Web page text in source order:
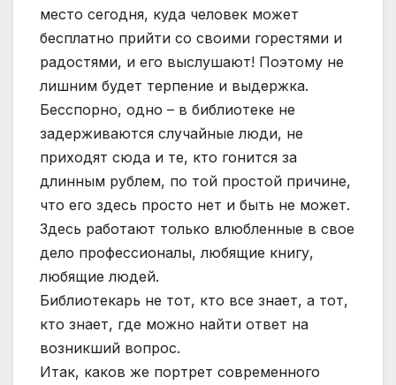
место сегодня, куда человек может
бесплатно прийти со своими горестями и
радостями, и его выслушают! Поэтому не
лишним будет терпение и выдержка.
Бесспорно, одно – в библиотеке не
задерживаются случайные люди, не
приходят сюда и те, кто гонится за
длинным рублем, по той простой причине,
что его здесь просто нет и быть не может.
Здесь работают только влюбленные в свое
дело профессионалы, любящие книгу,
любящие людей.
Библиотекарь не тот, кто все знает, а тот,
кто знает, где можно найти ответ на
возникший вопрос.
Итак, каков же портрет современного